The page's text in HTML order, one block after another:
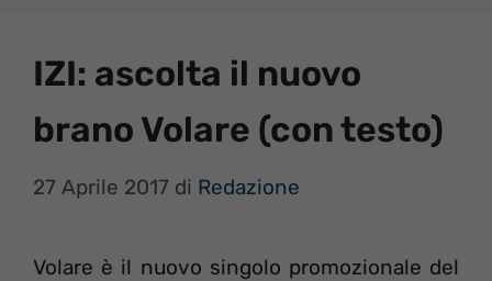
IZI: ascolta il nuovo
brano Volare (con testo)
27 Aprile 2017 di Redazione
Volare è il nuovo singolo promozionale del